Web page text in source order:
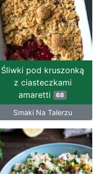
Śliwki pod kruszonką
z ciasteczkami
amaretti 68
Smaki Na Talerzu